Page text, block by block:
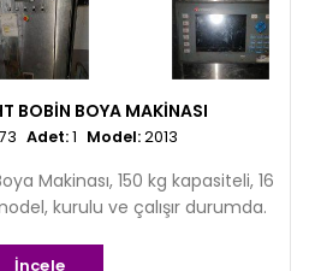
BOBIN BOYA MAKINASI
Adet:1 Model:2013
Makinası, 150 kg kapasiteli, 16
kurulu ve çalışır durumda.
İncele